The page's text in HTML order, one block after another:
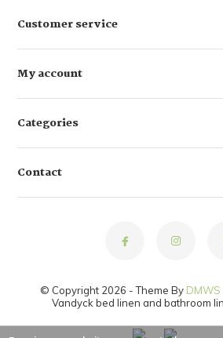
Customer service
My account
Categories
Contact
© Copyright 2026 - Theme By DMWS
Vandyck bed linen and bathroom